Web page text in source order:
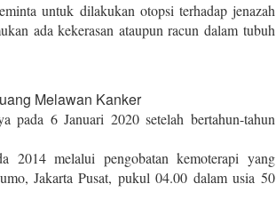
untuk dilakukan otopsi terhadap jenazah
ada kekerasan ataupun racun dalam tubuh
pada 6 Januari 2020 setelah bertahun-tahun
2014 melalui pengobatan kemoterapi yang
Jakarta Pusat, pukul 04.00 dalam usia 50